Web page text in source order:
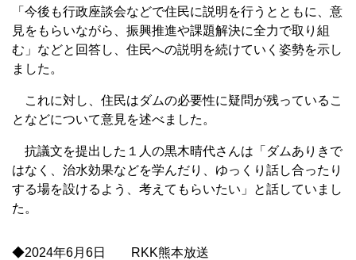
「今後も行政座談会などで住民に説明を行うとともに、意
見をもらいながら、振興推進や課題解決に全力で取り組
む」などと回答し、住民への説明を続けていく姿勢を示し
ました。
これに対し、住民はダムの必要性に疑問が残っているこ
となどについて意見を述べました。
抗議文を提出した１人の黒木晴代さんは「ダムありきで
はなく、治水効果などを学んだり、ゆっくり話し合ったり
する場を設けるよう、考えてもらいたい」と話していまし
た。
◆2024年6月6日 RKK熊本放送